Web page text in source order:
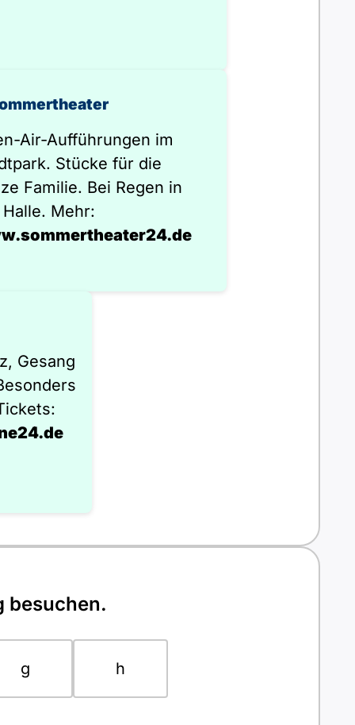
Air-Aufführungen im
Stücke für die
Familie. Bei Regen in
Mehr:
Gesang
besuchen.
g h